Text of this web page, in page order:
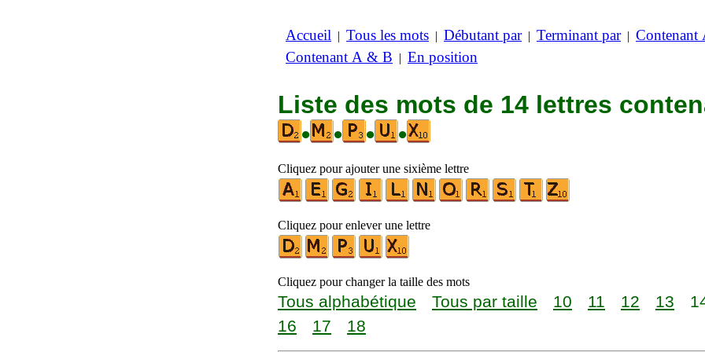
Accueil | Tous les mots | Débutant par| Terminant par| Contenant
Contenant A & B | En position
Liste des mots de 14 lettres
•
• • •
Cliquez pour ajouter une sixième lettre
Cliquez pour enlever une lettre
Cliquez pour changer la taille des mots
Tous alphabétique Tous par taille 10 11 12 13
16
17 18